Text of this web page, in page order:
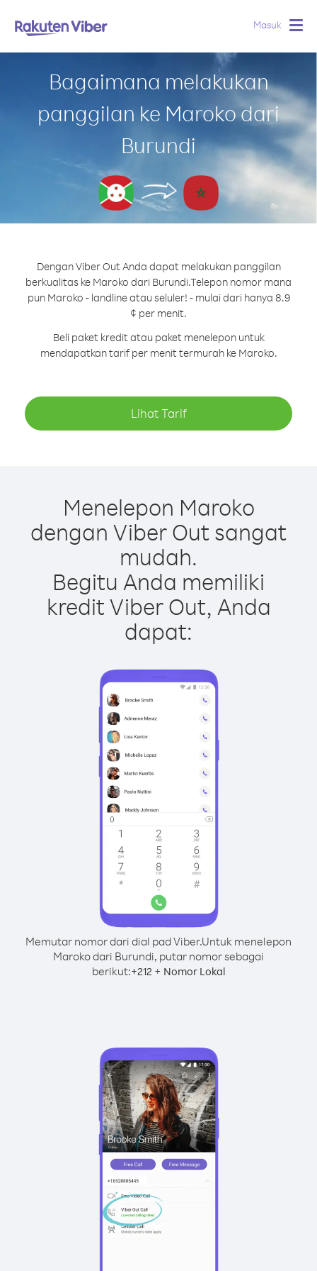
Masuk
Bagaimana melakukan
panggilan ke Maroko dari
Burundi
Dengan Viber Out Anda dapat melakukan panggilan
berkualitas ke Maroko dari Burundi.Telepon nomor mana
pun Maroko - landline atau seluler! - mulai dari hanya 8.9
¢ per menit.
Beli paket kredit atau paket menelepon untuk
mendapatkan tarif per menit termurah ke Maroko.
Lihat Tarif
Menelepon Maroko
dengan Viber Out sangat
mudah.
Begitu Anda memiliki
kredit Viber Out, Anda
dapat:
Memutar nomor dari dial pad Viber.Untuk menelepon
Maroko dari Burundi, putar nomor sebagai
berikut:+212+ Nomor Lokal